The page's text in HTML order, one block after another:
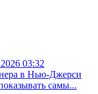
03:32
в Нью-Джерси
самы...